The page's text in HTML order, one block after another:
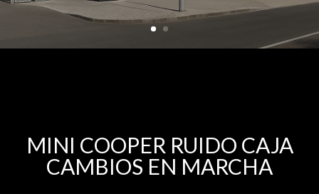
MINI COOPER RUIDO CAJA
CAMBIOS EN MARCHA